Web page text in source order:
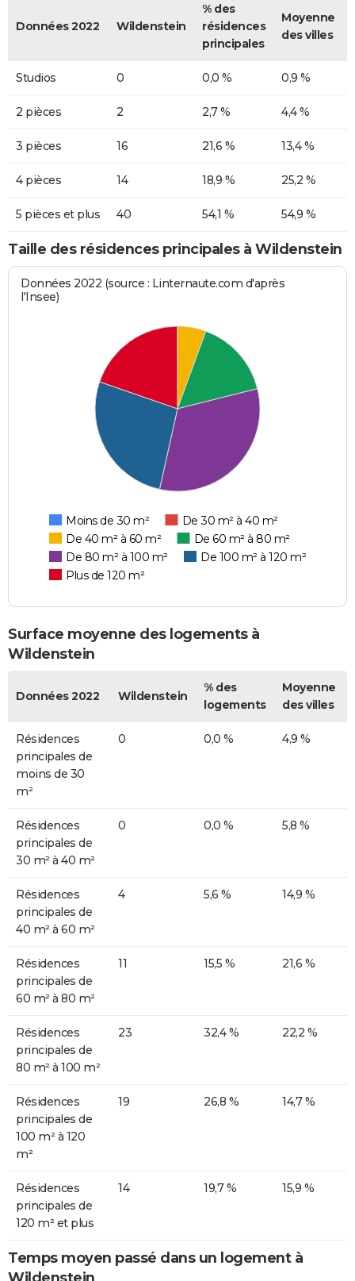
Données 2022 Wildenstein
% des
résidences
principales
Moyenne
des villes
Studios 0 0,0 % 0,9 %
2 pièces 2 2,7 % 4,4 %
3 pièces 16 21,6 % 13,4 %
4 pièces 14 18,9 % 25,2 %
5 pièces et plus 40 54,1 % 54,9 %
Taille des résidences principales à Wildenstein
Données 2022 (source : Linternaute.com d'après
l'Insee)
Moins de 30 m²
De 30 m² à 40 m²
De 40 m² à 60 m²
De 60 m² à 80 m²
De 80 m² à 100 m²
De 100 m² à 120 m²
Plus de 120 m²
Surface moyenne des logements à
Wildenstein
Données 2022 Wildenstein
% des
logements
Moyenne
des villes
Résidences
principales de
moins de 30
m²
0 0,0 % 4,9 %
Résidences
principales de
30 m² à 40 m²
0 0,0 % 5,8 %
Résidences
principales de
40 m² à 60 m²
4 5,6 % 14,9 %
Résidences
principales de
60 m² à 80 m²
11 15,5 % 21,6 %
Résidences
principales de
80 m² à 100 m²
23 32,4 % 22,2 %
Résidences
principales de
100 m² à 120
m²
19 26,8 % 14,7 %
Résidences
principales de
120 m² et plus
14 19,7 % 15,9 %
Temps moyen passé dans un logement à